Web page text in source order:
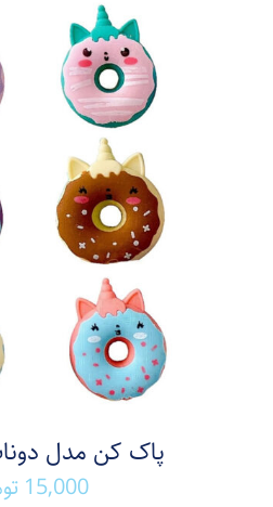
پاک کن مدل
15,000